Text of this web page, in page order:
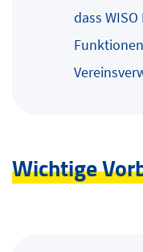
dass
Wichtige